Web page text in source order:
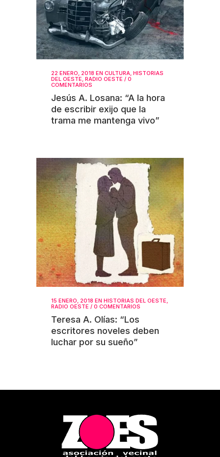
22 ENERO, 2018 EN CULTURA, HISTORIAS
DEL OESTE, RADIO OESTE / 0
COMENTARIOS
Jesús A. Losana: “A la hora
de escribir exijo que la
trama me mantenga vivo”
15 ENERO, 2018 EN HISTORIAS DEL OESTE
RADIO OESTE / 0 COMENTARIOS
Teresa A. Olías: “Los
escritores noveles deben
luchar por su sueño”